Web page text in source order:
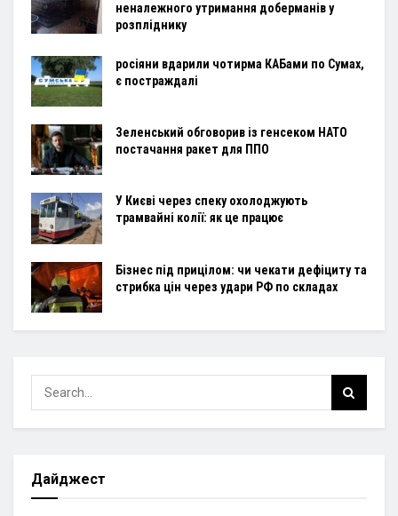
неналежного утримання доберманів у
розпліднику
росіяни вдарили чотирма КАБами по Сумах,
є постраждалі
Зеленський обговорив із генсеком НАТО
постачання ракет для ППО
У Києві через спеку охолоджують
трамвайні колії: як це працює
Бізнес під прицілом: чи чекати дефіциту та
стрибка цін через удари РФ по складах
Дайджест